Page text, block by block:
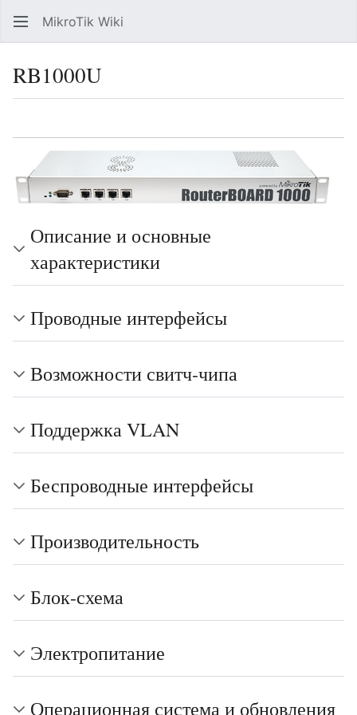
MikroTik Wiki
RB1000U
Описание и основные
характеристики
Проводные интерфейсы
Возможности свитч-чипа
Поддержка VLAN
Беспроводные интерфейсы
Производительность
Блок-схема
Электропитание
Операционная система и обновления